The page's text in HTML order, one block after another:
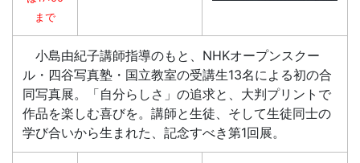
まで
小島由紀子講師指導のもと、NHKオープンスクー
ル・四谷写真塾・国立教室の受講生13名による初の合
同写真展。「自分らしさ」の追求と、大判プリントで
作品を楽しむ喜びを。講師と生徒、そして生徒同士の
学び合いから生まれた、記念すべき第1回展。